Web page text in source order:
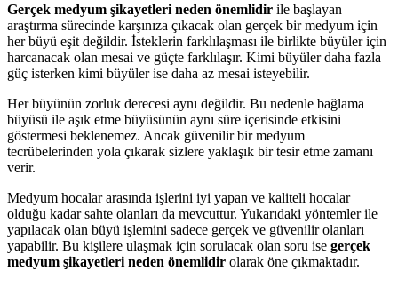
Gerçek medyum şikayetleri neden önemlidir ile başlayan
araştırma sürecinde karşınıza çıkacak olan gerçek bir medyum için
her büyü eşit değildir. İsteklerin farklılaşması ile birlikte büyüler için
harcanacak olan mesai ve güçte farklılaşır. Kimi büyüler daha fazla
güç isterken kimi büyüler ise daha az mesai isteyebilir.
Her büyünün zorluk derecesi aynı değildir. Bu nedenle bağlama
büyüsü ile aşık etme büyüsünün aynı süre içerisinde etkisini
göstermesi beklenemez. Ancak güvenilir bir medyum
tecrübelerinden yola çıkarak sizlere yaklaşık bir tesir etme zamanı
verir.
Medyum hocalar arasında işlerini iyi yapan ve kaliteli hocalar
olduğu kadar sahte olanları da mevcuttur. Yukarıdaki yöntemler ile
yapılacak olan büyü işlemini sadece gerçek ve güvenilir olanları
yapabilir. Bu kişilere ulaşmak için sorulacak olan soru ise gerçek
medyum şikayetleri neden önemlidir olarak öne çıkmaktadır.